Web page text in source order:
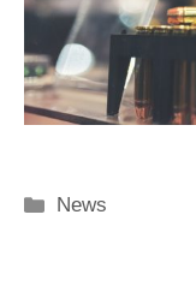
Categorie
News